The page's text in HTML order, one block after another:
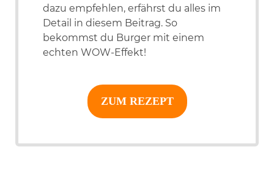
dazu empfehlen, erfährst du alles im
Detail in diesem Beitrag. So
bekommst du Burger mit einem
echten WOW-Effekt!
ZUM REZEPT